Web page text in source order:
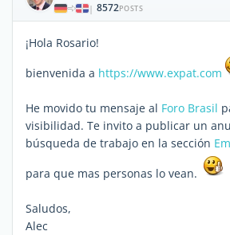
| 8572POSTS
¡Hola Rosario!
bienvenida a https://www.expat.com
He movido tu mensaje al Foro Brasil
visibilidad. Te invito a publicar un
búsqueda de trabajo en la sección
para que mas personas lo vean.
Saludos,
Alec